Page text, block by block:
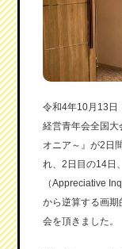
令和4年10月13日
経営青年会全国
オニア～』 が2日
れ、2日目の14日、
（Appreciative
から逆算する画期
会を頂きました。